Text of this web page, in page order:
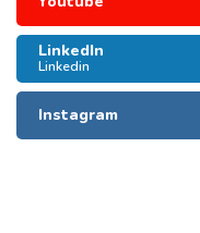
LinkedIn
Linkedin
Instagram